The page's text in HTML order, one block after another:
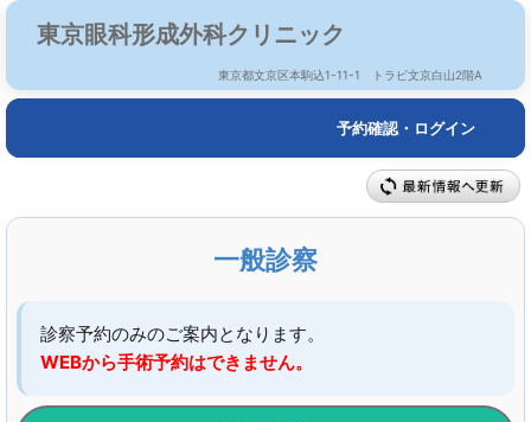
東京眼科形成外科クリニック
東京都文京区本駒込1-11-1 トラビ文京白山2階A
予約確認・ログイン
一般診察
診察予約のみのご案内となります。
WEBから手術予約はできません。